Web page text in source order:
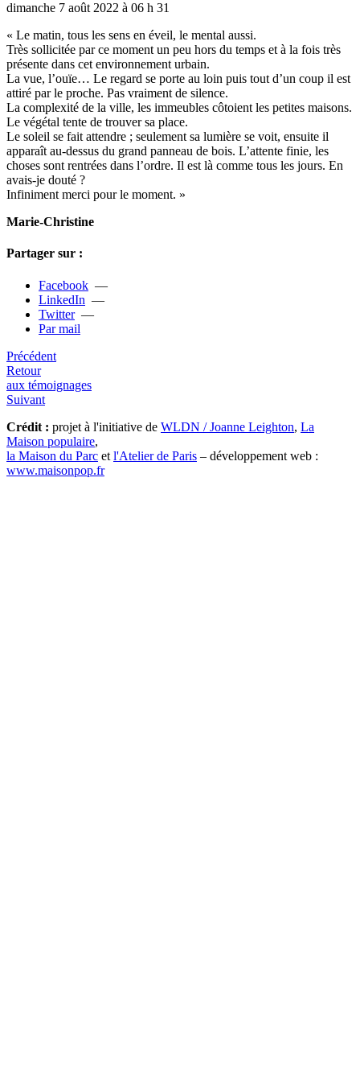
dimanche 7 août 2022 à 06 h 31
« Le matin, tous les sens en éveil, le mental aussi.
Très sol­li­ci­tée par ce moment un peu hors du temps et à la fois très
pré­sente dans cet envi­ron­ne­ment urbain.
La vue, l’ouïe… Le regard se porte au loin puis tout d’un coup il est
attiré par le proche. Pas vrai­ment de silence.
La com­plexité de la ville, les immeu­bles côtoient les peti­tes mai­sons.
Le végé­tal tente de trou­ver sa place.
Le soleil se fait atten­dre ; seu­le­ment sa lumière se voit, ensuite il
appa­raît au-dessus du grand pan­neau de bois. L’attente finie, les
choses sont ren­trées dans l’ordre. Il est là comme tous les jours. En
avais-je douté ?
Infiniment merci pour le moment. »
Marie-Christine
Partager sur :
Facebook —
LinkedIn —
Twitter—
Par mail
Précédent
Retour
aux témoignages
Suivant
Crédit : projet à l'initiative de WLDN / Joanne Leighton, La
Maison populaire,
la Maison du Parc et l'Atelier de Paris – développement web :
www.maisonpop.fr